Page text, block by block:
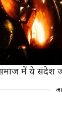
की जान
में ये संदेश